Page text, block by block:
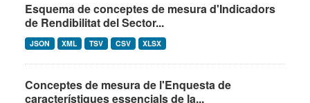
Esquema de conceptes de mesura d'Indicadors
de Rendibilitat del Sector...
JSON XML TSV CSV XLSX
Conceptes de mesura de l'Enquesta de
característiques essencials de la...